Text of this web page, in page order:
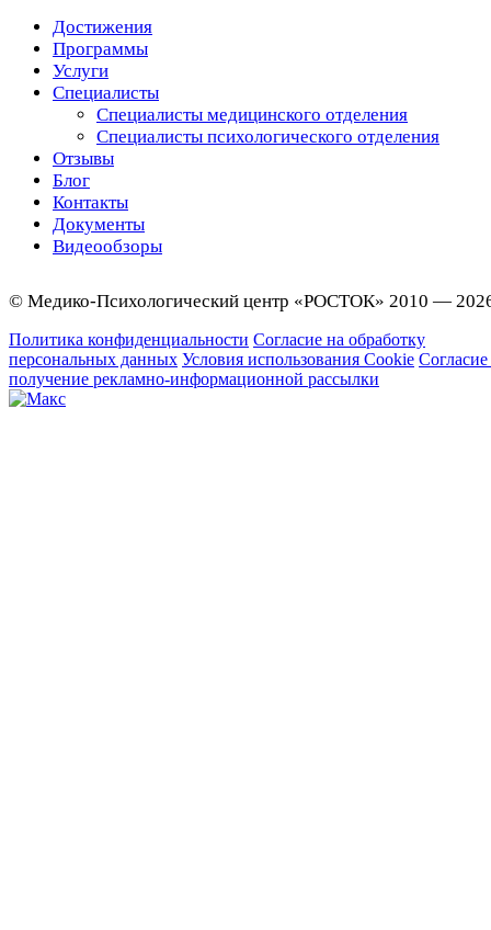
Достижения
Программы
Услуги
Специалисты
Специалисты медицинского отделения
Специалисты психологического отделения
Отзывы
Блог
Контакты
Документы
Видеообзоры
© Медико-Психологический центр «РОСТОК» 2010 —
Политика конфиденциальности Согласие на обработку
персональных данных Условия использования Cookie
получение рекламно-информационной рассылки